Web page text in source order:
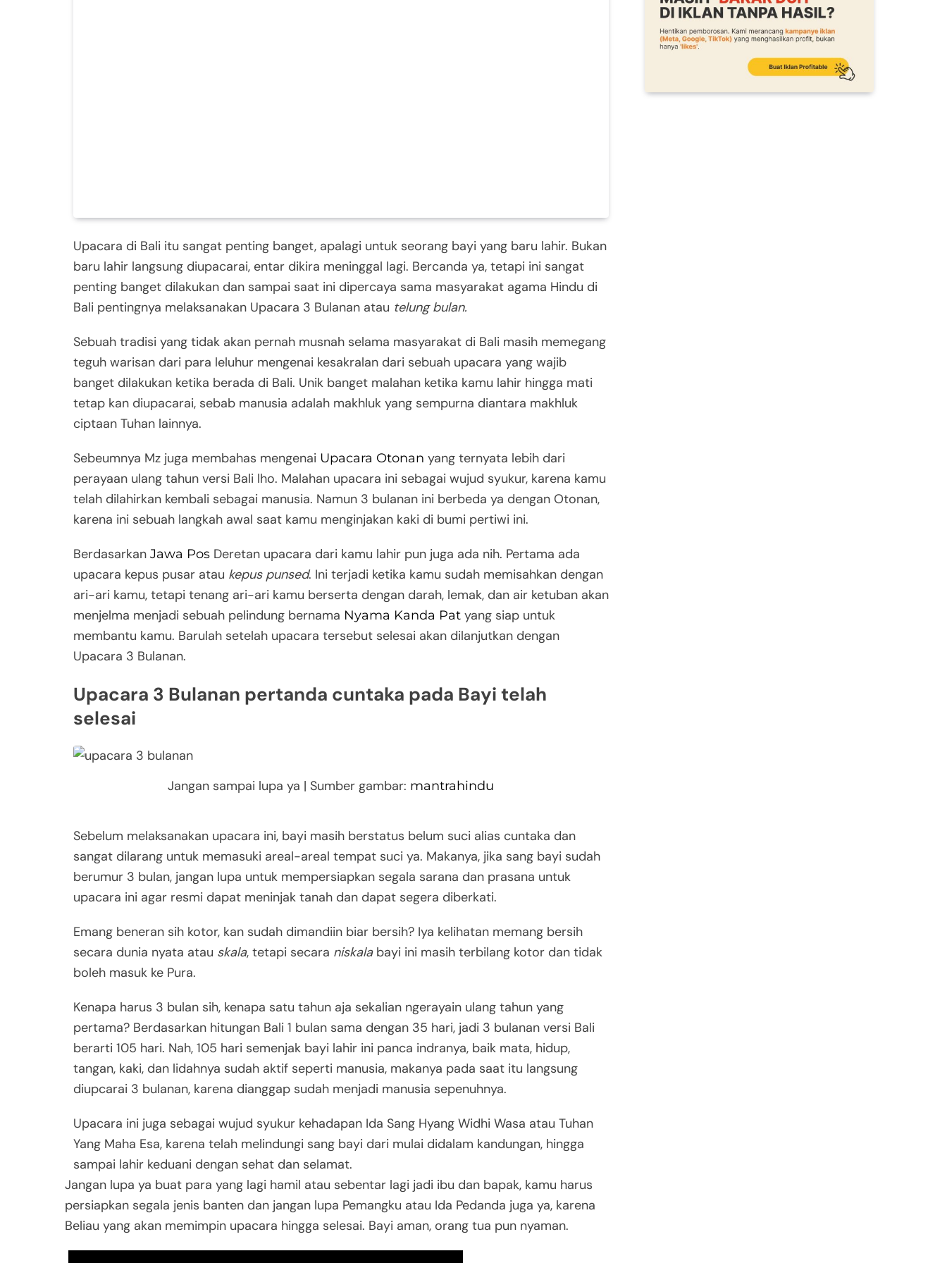
Upacara di Bali itu sangat penting banget, apalagi untuk seorang bayi yang baru lahir. Bukan
baru lahir langsung diupacarai, entar dikira meninggal lagi. Bercanda ya, tetapi ini sangat
penting banget dilakukan dan sampai saat ini dipercaya sama masyarakat agama Hindu di
Bali pentingnya melaksanakan Upacara 3 Bulanan atau telung bulan.
Sebuah tradisi yang tidak akan pernah musnah selama masyarakat di Bali masih memegang
teguh warisan dari para leluhur mengenai kesakralan dari sebuah upacara yang wajib
banget dilakukan ketika berada di Bali. Unik banget malahan ketika kamu lahir hingga mati
tetap kan diupacarai, sebab manusia adalah makhluk yang sempurna diantara makhluk
ciptaan Tuhan lainnya.
Sebeumnya Mz juga membahas mengenai Upacara Otonan yang ternyata lebih dari
perayaan ulang tahun versi Bali lho. Malahan upacara ini sebagai wujud syukur, karena kamu
telah dilahirkan kembali sebagai manusia. Namun 3 bulanan ini berbeda ya dengan Otonan,
karena ini sebuah langkah awal saat kamu menginjakan kaki di bumi pertiwi ini.
Berdasarkan Jawa Pos Deretan upacara dari kamu lahir pun juga ada nih. Pertama ada
upacara kepus pusar atau kepus punsed. Ini terjadi ketika kamu sudah memisahkan dengan
ari-ari kamu, tetapi tenang ari-ari kamu berserta dengan darah, lemak, dan air ketuban akan
menjelma menjadi sebuah pelindung bernama Nyama Kanda Pat yang siap untuk
membantu kamu. Barulah setelah upacara tersebut selesai akan dilanjutkan dengan
Upacara 3 Bulanan.
Upacara 3 Bulanan pertanda cuntaka pada Bayi telah
selesai
Jangan sampai lupa ya | Sumber gambar: mantrahindu
Sebelum melaksanakan upacara ini, bayi masih berstatus belum suci alias cuntaka dan
sangat dilarang untuk memasuki areal-areal tempat suci ya. Makanya, jika sang bayi sudah
berumur 3 bulan, jangan lupa untuk mempersiapkan segala sarana dan prasana untuk
upacara ini agar resmi dapat meninjak tanah dan dapat segera diberkati.
Emang beneran sih kotor, kan sudah dimandiin biar bersih? Iya kelihatan memang bersih
secara dunia nyata atau skala, tetapi secara niskalabayi ini masih terbilang kotor dan tidak
boleh masuk ke Pura.
Kenapa harus 3 bulan sih, kenapa satu tahun aja sekalian ngerayain ulang tahun yang
pertama? Berdasarkan hitungan Bali 1 bulan sama dengan 35 hari, jadi 3 bulanan versi Bali
berarti 105 hari. Nah, 105 hari semenjak bayi lahir ini panca indranya, baik mata, hidup,
tangan, kaki, dan lidahnya sudah aktif seperti manusia, makanya pada saat itu langsung
diupcarai 3 bulanan, karena dianggap sudah menjadi manusia sepenuhnya.
Upacara ini juga sebagai wujud syukur kehadapan Ida Sang Hyang Widhi Wasa atau Tuhan
Yang Maha Esa, karena telah melindungi sang bayi dari mulai didalam kandungan, hingga
sampai lahir keduani dengan sehat dan selamat.
Jangan lupa ya buat para yang lagi hamil atau sebentar lagi jadi ibu dan bapak, kamu harus
persiapkan segala jenis banten dan jangan lupa Pemangku atau Ida Pedanda juga ya, karena
Beliau yang akan memimpin upacara hingga selesai. Bayi aman, orang tua pun nyaman.